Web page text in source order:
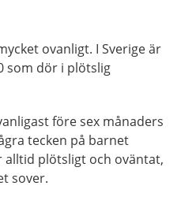
ovanligt. I Sverige är
som dör i plötslig
före sex månaders
tecken på barnet
alltid plötsligt och oväntat,
sover.